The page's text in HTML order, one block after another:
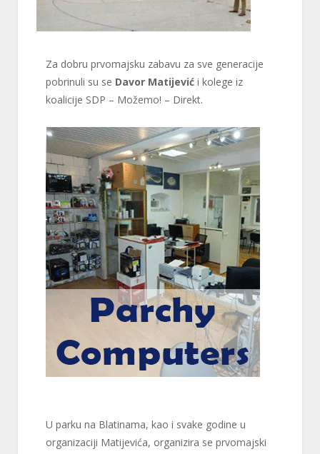
Za dobru prvomajsku zabavu za sve generacije
pobrinuli su se Davor Matijevići kolege iz
koalicije SDP – Možemo! – Direkt.
U parku na Blatinama, kao i svake godine u
organizaciji Matijevića, organizira se prvomajski